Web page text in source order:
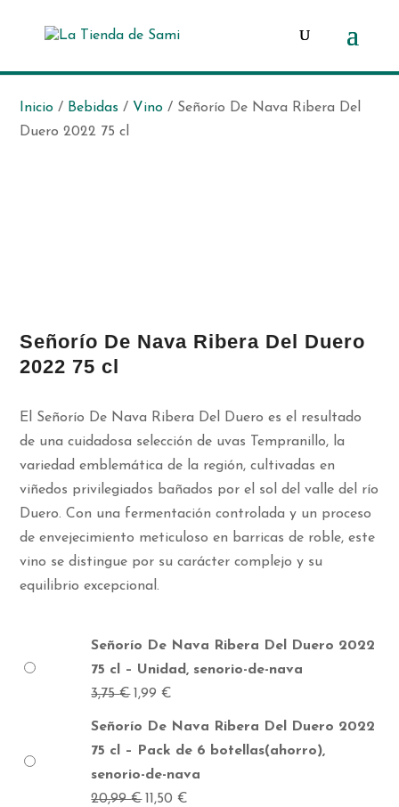
Inicio / Bebidas / Vino / Señorío De Nava Ribera Del
Duero 2022 75 cl
Señorío De Nava Ribera Del Duero
2022 75 cl
El Señorío De Nava Ribera Del Duero es el resultado
de una cuidadosa selección de uvas Tempranillo, la
variedad emblemática de la región, cultivadas en
viñedos privilegiados bañados por el sol del valle del río
Duero. Con una fermentación controlada y un proceso
de envejecimiento meticuloso en barricas de roble, este
vino se distingue por su carácter complejo y su
equilibrio excepcional.
Señorío De Nava Ribera Del Duero 2022
75 cl – Unidad, senorio-de-nava
3,75€
El
precio
original
era:
3,75 €.
1,99€
precio
actual
1,99 €.
Señorío De Nava Ribera Del Duero 2022
75 cl – Pack de 6 botellas(ahorro),
senorio-de-nava
20,99€
El11,50€